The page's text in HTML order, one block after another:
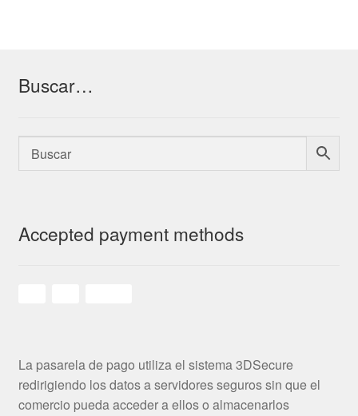
Buscar…
Accepted payment methods
La pasarela de pago utiliza el sistema 3DSecure
redirigiendo los datos a servidores seguros sin que el
comercio pueda acceder a ellos o almacenarlos